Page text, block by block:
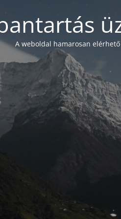
A weboldal hamarosan